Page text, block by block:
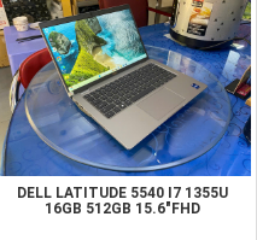
DELL LATITUDE 5540 I7 1355U
16GB 512GB 15.6"FHD